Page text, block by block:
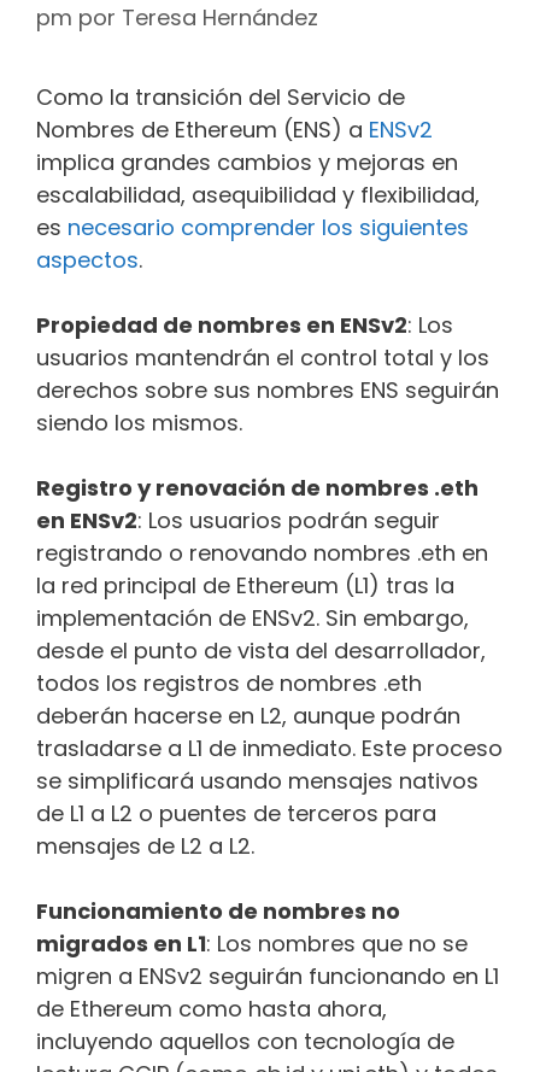
pm por Teresa Hernández
Como la transición del Servicio de
Nombres de Ethereum (ENS) a ENSv2
implica grandes cambios y mejoras en
escalabilidad, asequibilidad y flexibilidad,
es necesario comprender los siguientes
aspectos.
Propiedad de nombres en ENSv2: Los
usuarios mantendrán el control total y los
derechos sobre sus nombres ENS seguirán
siendo los mismos.
Registro y renovación de nombres .eth
en ENSv2: Los usuarios podrán seguir
registrando o renovando nombres .eth en
la red principal de Ethereum (L1) tras la
implementación de ENSv2. Sin embargo,
desde el punto de vista del desarrollador,
todos los registros de nombres .eth
deberán hacerse en L2, aunque podrán
trasladarse a L1 de inmediato. Este proceso
se simplificará usando mensajes nativos
de L1 a L2 o puentes de terceros para
mensajes de L2 a L2.
Funcionamiento de nombres no
migrados en L1: Los nombres que no se
migren a ENSv2 seguirán funcionando en L1
de Ethereum como hasta ahora,
incluyendo aquellos con tecnología de